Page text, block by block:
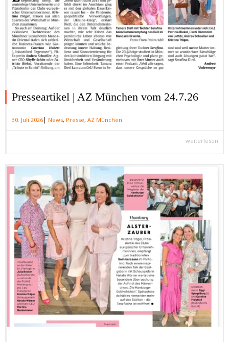
Presseartikel | AZ München vom 24.7.26
30. Juli 2026| News, Presse, AZ München
weiterlesen